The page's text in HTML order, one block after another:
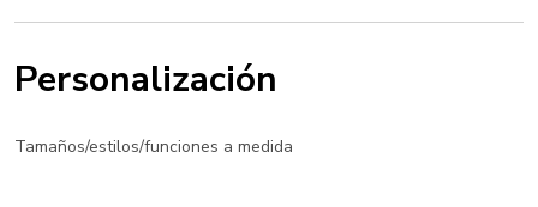
Personalización
Tamaños/estilos/funciones a medida